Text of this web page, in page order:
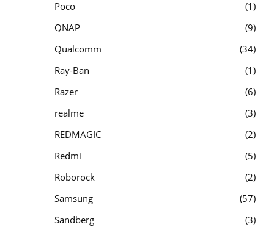
Poco
1
QNAP
9
Qualcomm
34
Ray-Ban
1
Razer
6
realme
3
REDMAGIC
2
Redmi
5
Roborock
2
Samsung
57
Sandberg
3